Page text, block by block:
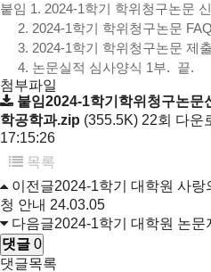
붙임 1. 2024-1학기 학위청구논문
2. 2024-1학기 학위청구논문
3. 2024-1학기 학위청구논문 제
4. 논문실적 심사양식 1부. 끝.
첨부파일
붙임2024-1학기학위청구논
학공학과.zip (355.5K) 22회 다운
17:15:26
목록
이전글2024-1학기 대학원 사
청 안내 24.03.05
다음글2024-1학기 대학원 논문
댓글 0
댓글목록